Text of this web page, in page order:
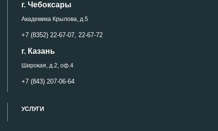
г. Чебоксары
Академика Крылова, д.5
+7 (8352) 22-67-07, 22-67-72
г. Казань
Широкая, д.2, оф.4
+7 (843) 207-06-64
УСЛУГИ